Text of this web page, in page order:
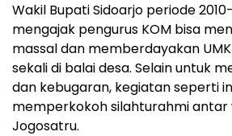
Wakil Bupati Sidoarjo periode
mengajak pengurus KOM bisa
massal dan memberdayakan
sekali di balai desa. Selain untuk
dan kebugaran, kegiatan seperti
memperkokoh silahturahmi antar
Jogosatru.